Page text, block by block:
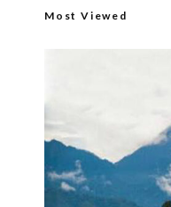
Most Viewed